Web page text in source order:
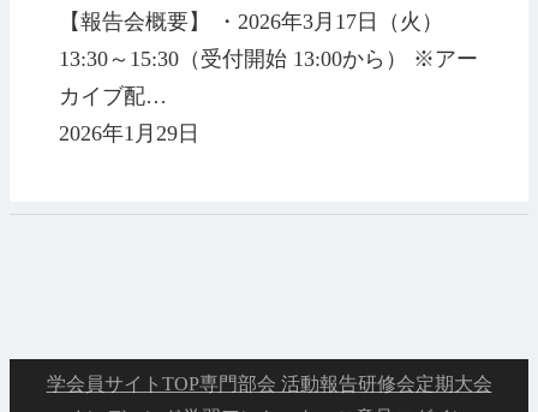
【報告会概要】 ・2026年3月17日（火）
13:30～15:30（受付開始 13:00から） ※アー
カイブ配…
2026年1月29日
学会員サイトTOP専門部会 活動報告研修会定期大会